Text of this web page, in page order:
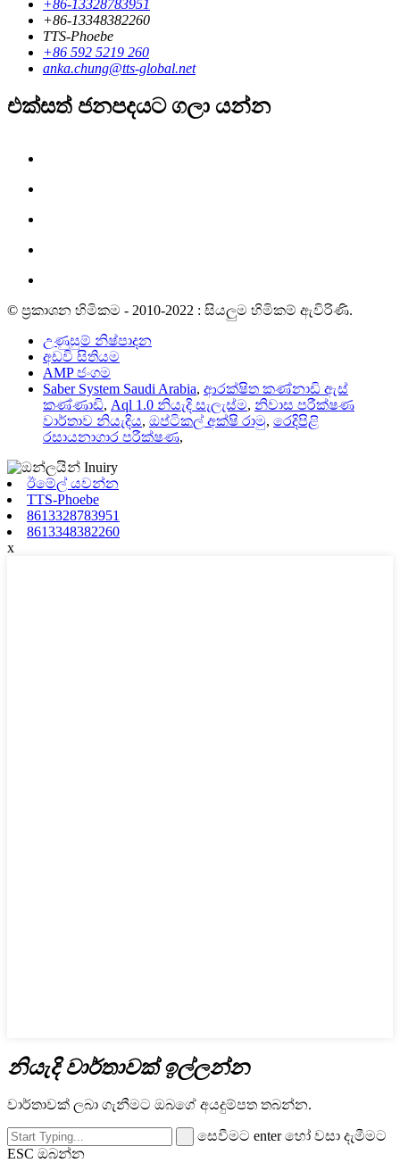
+86-13328783951
+86-13348382260
TTS-Phoebe
+86 592 5219 260
anka.chung@tts-global.net
එක්සත් ජනපදයට ගලා යන්න
© ප්‍රකාශන හිමිකම - 2010-2022 : සියලුම හිමිකම් ඇවිරිණි.
උණුසුම් නිෂ්පාදන
අඩවි සිතියම
AMP ජංගම
Saber System Saudi Arabia, ආරක්ෂිත කණ්නාඩි ඇස්
කණ්ණාඩි, Aql 1.0 නියැදි සැලැස්ම, නිවාස පරීක්ෂණ
වාර්තාව නියැදිය, ඔප්ටිකල් අක්ෂි රාමු, රෙදිපිළි
රසායනාගාර පරීක්ෂණ,
ඊමේල් යවන්න
TTS-Phoebe
8613328783951
8613348382260
x
නියැදි වාර්තාවක් ඉල්ලන්න
වාර්තාවක් ලබා ගැනීමට ඔබගේ අයදුම්පත තබන්න.
සෙවීමට enter හෝ වසා දැමීමට
ESC ඔබන්න